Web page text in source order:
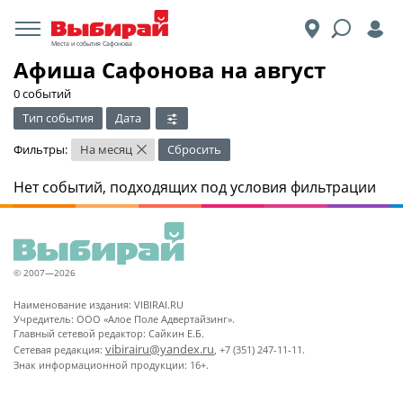
Места и события Сафонова
Афиша Сафонова на август
0 событий
Тип события
Дата
Фильтры:
На месяц × Сбросить
Нет событий, подходящих под условия фильтрации
© 2007—2026
Наименование издания: VIBIRAI.RU
Учредитель: ООО «Алое Поле Адвертайзинг».
Главный сетевой редактор: Сайкин Е.Б.
Сетевая редакция: vibirairu@yandex.ru, +7 (351) 247-11-11.
Знак информационной продукции: 16+.